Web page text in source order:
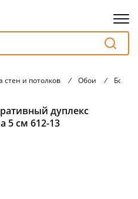
стен и потолков / Обои /
дуплекс
5 см 612-13